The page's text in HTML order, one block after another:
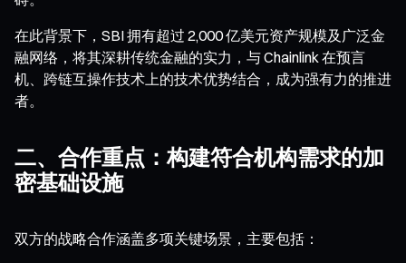
在此背景下，SBI 拥有超过 2,000 亿美元资产规模及广泛金
融网络，将其深耕传统金融的实力，与 Chainlink 在预言
机、跨链互操作技术上的技术优势结合，成为强有力的推进
者。
二、合作重点：构建符合机构需求的加
密基础设施
双方的战略合作涵盖多项关键场景，主要包括：